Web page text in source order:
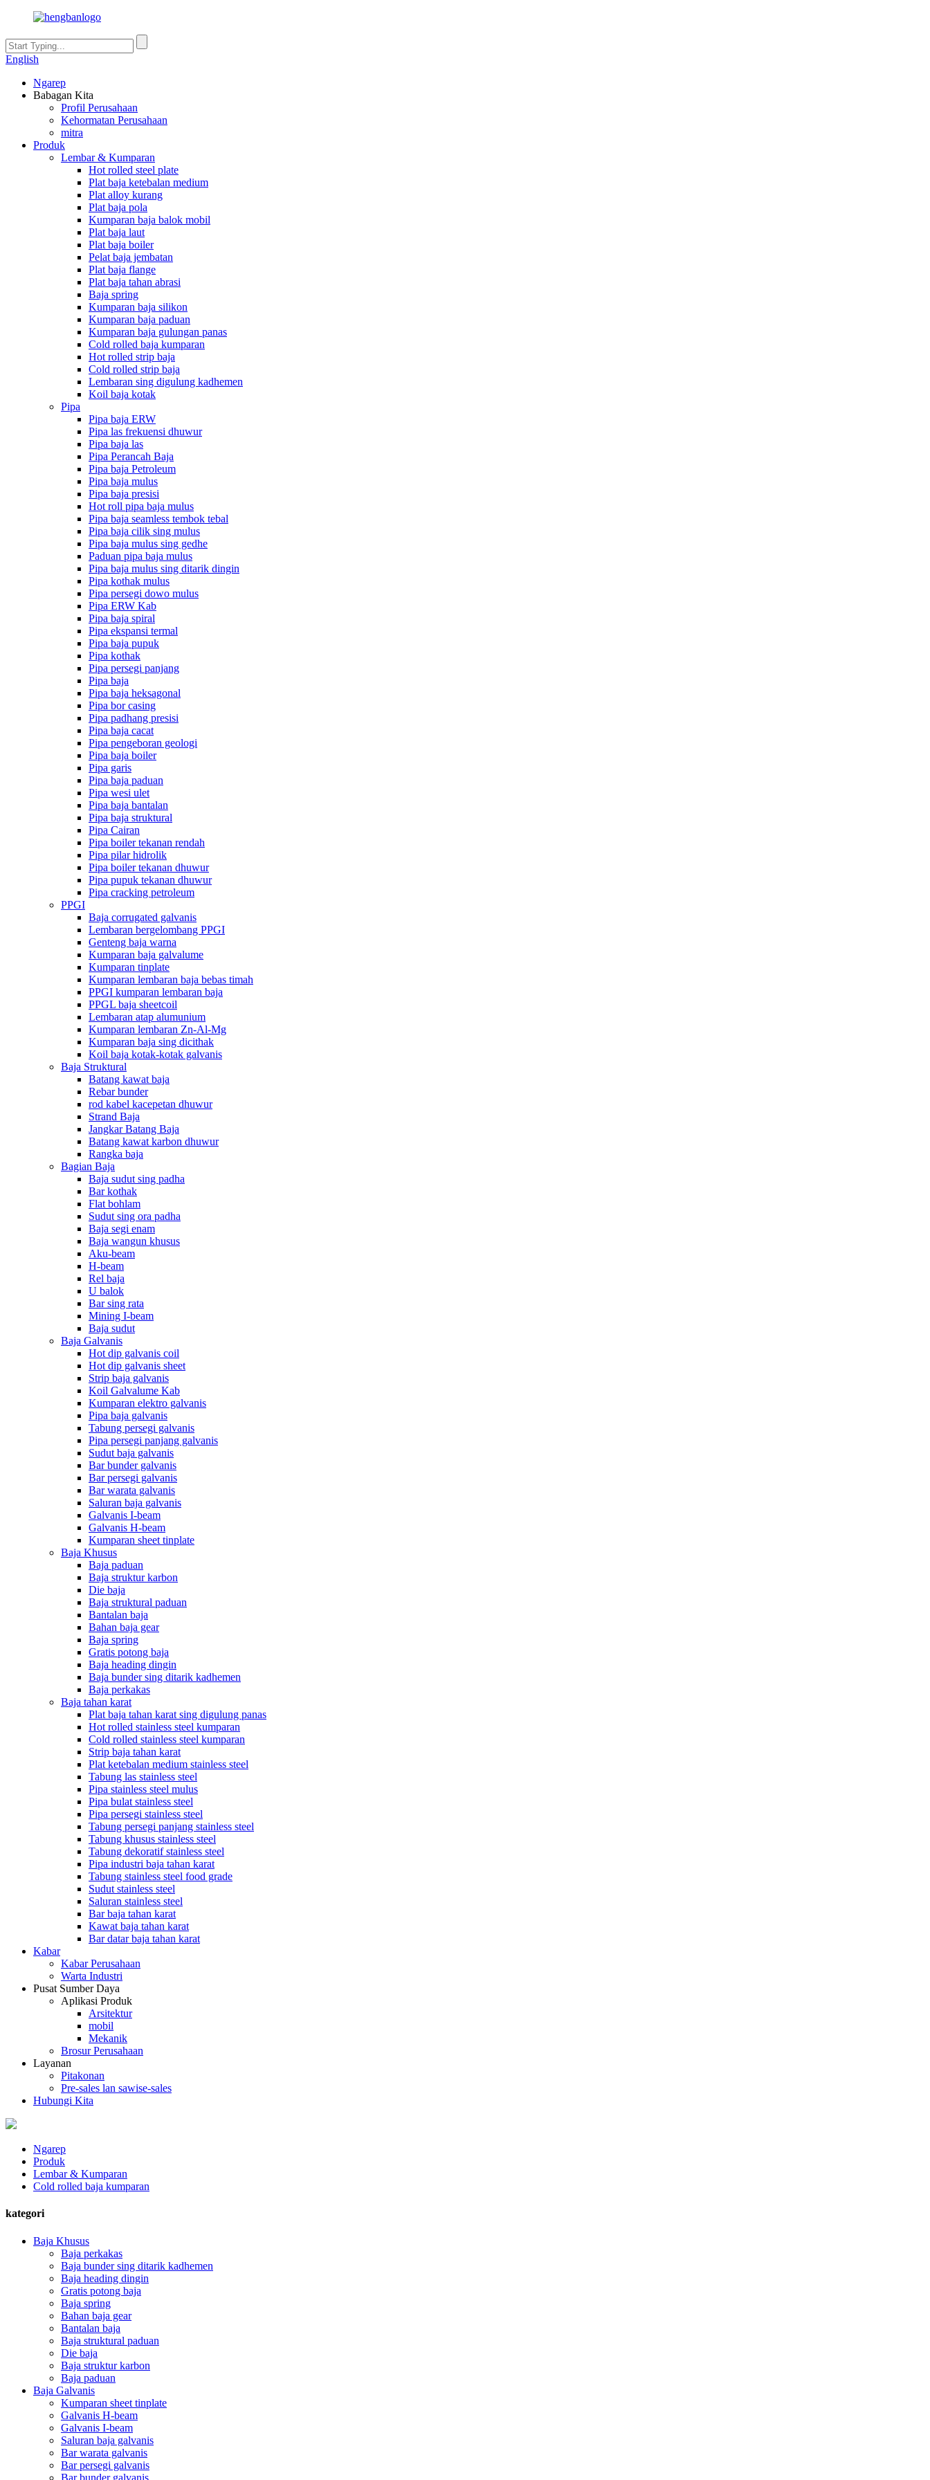
English
Ngarep
Babagan Kita
Profil Perusahaan
Kehormatan Perusahaan
mitra
Produk
Lembar & Kumparan
Hot rolled steel plate
Plat baja ketebalan medium
Plat alloy kurang
Plat baja pola
Kumparan baja balok mobil
Plat baja laut
Plat baja boiler
Pelat baja jembatan
Plat baja flange
Plat baja tahan abrasi
Baja spring
Kumparan baja silikon
Kumparan baja paduan
Kumparan baja gulungan panas
Cold rolled baja kumparan
Hot rolled strip baja
Cold rolled strip baja
Lembaran sing digulung kadhemen
Koil baja kotak
Pipa
Pipa baja ERW
Pipa las frekuensi dhuwur
Pipa baja las
Pipa Perancah Baja
Pipa baja Petroleum
Pipa baja mulus
Pipa baja presisi
Hot roll pipa baja mulus
Pipa baja seamless tembok tebal
Pipa baja cilik sing mulus
Pipa baja mulus sing gedhe
Paduan pipa baja mulus
Pipa baja mulus sing ditarik dingin
Pipa kothak mulus
Pipa persegi dowo mulus
Pipa ERW Kab
Pipa baja spiral
Pipa ekspansi termal
Pipa baja pupuk
Pipa kothak
Pipa persegi panjang
Pipa baja
Pipa baja heksagonal
Pipa bor casing
Pipa padhang presisi
Pipa baja cacat
Pipa pengeboran geologi
Pipa baja boiler
Pipa garis
Pipa baja paduan
Pipa wesi ulet
Pipa baja bantalan
Pipa baja struktural
Pipa Cairan
Pipa boiler tekanan rendah
Pipa pilar hidrolik
Pipa boiler tekanan dhuwur
Pipa pupuk tekanan dhuwur
Pipa cracking petroleum
PPGI
Baja corrugated galvanis
Lembaran bergelombang PPGI
Genteng baja warna
Kumparan baja galvalume
Kumparan tinplate
Kumparan lembaran baja bebas timah
PPGI kumparan lembaran baja
PPGL baja sheetcoil
Lembaran atap alumunium
Kumparan lembaran Zn-Al-Mg
Kumparan baja sing dicithak
Koil baja kotak-kotak galvanis
Baja Struktural
Batang kawat baja
Rebar bunder
rod kabel kacepetan dhuwur
Strand Baja
Jangkar Batang Baja
Batang kawat karbon dhuwur
Rangka baja
Bagian Baja
Baja sudut sing padha
Bar kothak
Flat bohlam
Sudut sing ora padha
Baja segi enam
Baja wangun khusus
Aku-beam
H-beam
Rel baja
U balok
Bar sing rata
Mining I-beam
Baja sudut
Baja Galvanis
Hot dip galvanis coil
Hot dip galvanis sheet
Strip baja galvanis
Koil Galvalume Kab
Kumparan elektro galvanis
Pipa baja galvanis
Tabung persegi galvanis
Pipa persegi panjang galvanis
Sudut baja galvanis
Bar bunder galvanis
Bar persegi galvanis
Bar warata galvanis
Saluran baja galvanis
Galvanis I-beam
Galvanis H-beam
Kumparan sheet tinplate
Baja Khusus
Baja paduan
Baja struktur karbon
Die baja
Baja struktural paduan
Bantalan baja
Bahan baja gear
Baja spring
Gratis potong baja
Baja heading dingin
Baja bunder sing ditarik kadhemen
Baja perkakas
Baja tahan karat
Plat baja tahan karat sing digulung panas
Hot rolled stainless steel kumparan
Cold rolled stainless steel kumparan
Strip baja tahan karat
Plat ketebalan medium stainless steel
Tabung las stainless steel
Pipa stainless steel mulus
Pipa bulat stainless steel
Pipa persegi stainless steel
Tabung persegi panjang stainless steel
Tabung khusus stainless steel
Tabung dekoratif stainless steel
Pipa industri baja tahan karat
Tabung stainless steel food grade
Sudut stainless steel
Saluran stainless steel
Bar baja tahan karat
Kawat baja tahan karat
Bar datar baja tahan karat
Kabar
Kabar Perusahaan
Warta Industri
Pusat Sumber Daya
Aplikasi Produk
Arsitektur
mobil
Mekanik
Brosur Perusahaan
Layanan
Pitakonan
Pre-sales lan sawise-sales
Hubungi Kita
Ngarep
Produk
Lembar & Kumparan
Cold rolled baja kumparan
kategori
Baja Khusus
Baja perkakas
Baja bunder sing ditarik kadhemen
Baja heading dingin
Gratis potong baja
Baja spring
Bahan baja gear
Bantalan baja
Baja struktural paduan
Die baja
Baja struktur karbon
Baja paduan
Baja Galvanis
Kumparan sheet tinplate
Galvanis H-beam
Galvanis I-beam
Saluran baja galvanis
Bar warata galvanis
Bar persegi galvanis
Bar bunder galvanis